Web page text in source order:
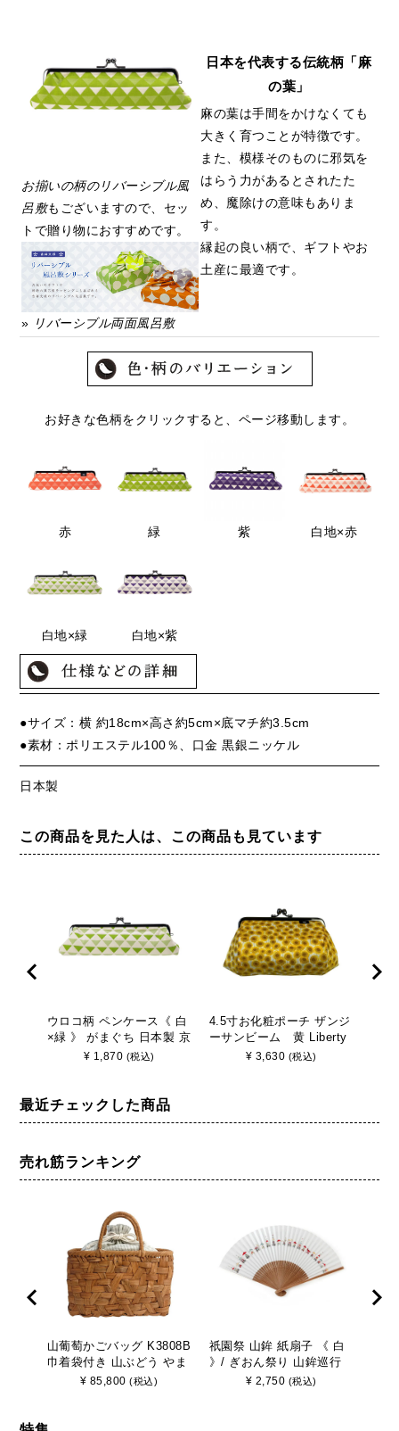
お揃いの柄のリバーシブル風
呂敷もございますので、セッ
トで贈り物におすすめです。
» リバーシブル両面風呂敷
日本を代表する伝統柄「麻
の葉」
麻の葉は手間をかけなくても
大きく育つことが特徴です。
また、模様そのものに邪気を
はらう力があるとされたた
め、魔除けの意味もありま
す。
縁起の良い柄で、ギフトやお
土産に最適です。
お好きな色柄をクリックすると、ページ移動します。
赤 緑 紫 白地×赤
白地×緑 白地×紫
●サイズ：横 約18cm×高さ約5cm×底マチ約3.5cm
●素材：ポリエステル100％、口金 黒銀ニッケル
日本製
この商品を見た人は、この商品も見ています
ウロコ柄 ペンケース《 白
×緑 》 がまぐち 日本製 京
都 さんび
¥ 1,870 (税込)
4.5寸お化粧ポーチ ザンジ
ーサンビーム 黄 Liberty
¥ 3,630 (税込)
最近チェックした商品
売れ筋ランキング
山葡萄かごバッグ K3808B
巾着袋付き 山ぶどう やま
ぶどう 手作り さんび
¥ 85,800 (税込)
祇園祭 山鉾 紙扇子 《 白
》/ ぎおん祭り 山鉾巡行
京都 さんび
¥ 2,750 (税込)